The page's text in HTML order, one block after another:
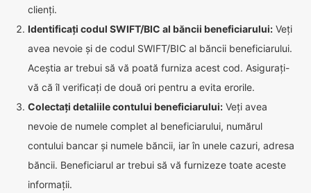
clienți.
Identificați codul SWIFT/BIC al băncii beneficiarului: Veți
avea nevoie și de codul SWIFT/BIC al băncii beneficiarului.
Aceștia ar trebui să vă poată furniza acest cod. Asigurați-
vă că îl verificați de două ori pentru a evita erorile.
Colectați detaliile contului beneficiarului: Veți avea
nevoie de numele complet al beneficiarului, numărul
contului bancar și numele băncii, iar în unele cazuri, adresa
băncii. Beneficiarul ar trebui să vă furnizeze toate aceste
informații.